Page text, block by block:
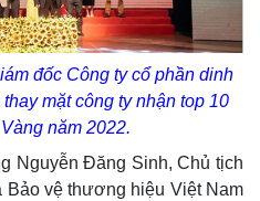
đốc Công ty cổ phần dinh
mặt công ty nhận top 10
năm 2022.
Nguyễn Đăng Sinh, Chủ tịch
Bảo vệ thương hiệu Việt Nam